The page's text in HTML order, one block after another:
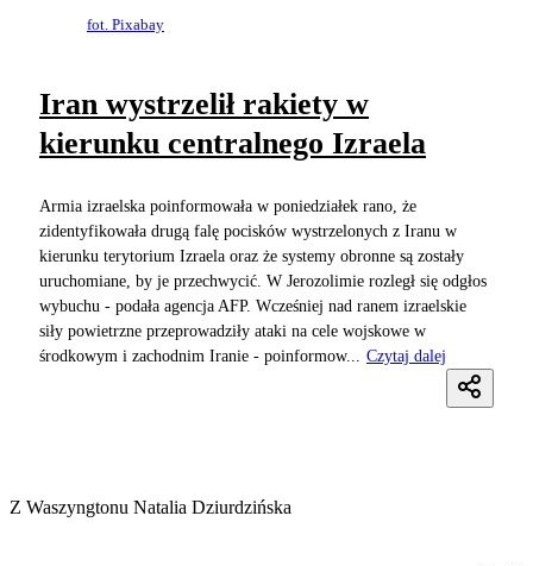
fot. Pixabay
Iran wystrzelił rakiety w
kierunku centralnego Izraela
Armia izraelska poinformowała w poniedziałek rano, że
zidentyfikowała drugą falę pocisków wystrzelonych z Iranu w
kierunku terytorium Izraela oraz że systemy obronne są zostały
uruchomiane, by je przechwycić. W Jerozolimie rozległ się odgłos
wybuchu - podała agencja AFP. Wcześniej nad ranem izraelskie
siły powietrzne przeprowadziły ataki na cele wojskowe w
środkowym i zachodnim Iranie - poinformow...
Czytaj dalej
Z Waszyngtonu Natalia Dziurdzińska